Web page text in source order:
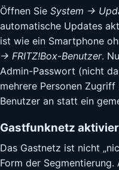
Öffnen Sie System →
automatische Updates
ist wie ein Smartphone
→ FRITZ!Box-Benutzer.
Admin-Passwort (nicht
mehrere Personen
Benutzer an statt ein
Gastfunknetz
Das Gastnetz ist nicht
Form der